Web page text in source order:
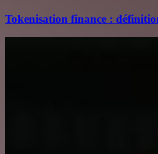
Tokenisation finance :